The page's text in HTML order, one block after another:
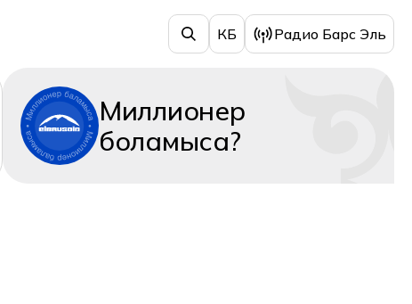
КБ Радио Барс Эль
Миллионер
боламыса?